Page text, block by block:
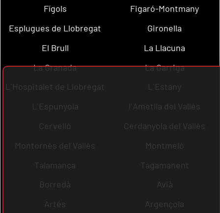
Fígols
Figaró-Montmany
Esplugues de Llobregat
Gironella
El Brull
La Llacuna
La Granada
La Garriga
L´Hospitalet de Llobregat
L´Estany
L´Espunyola
l´Ametlla del Vallès
Cervelló
Cerdanyola del Vallès
Montornès del Vallès
Montmeló
Talamanca
Tagamanent
Borredà
Avià
Artés
Argençola